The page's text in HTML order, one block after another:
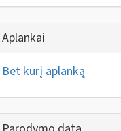
Aplankai
Bet kurį aplanką